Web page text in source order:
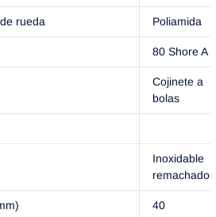
rueda Poliamida
80 Shore A
Cojinete a
bolas
Inoxidable
remachado
40